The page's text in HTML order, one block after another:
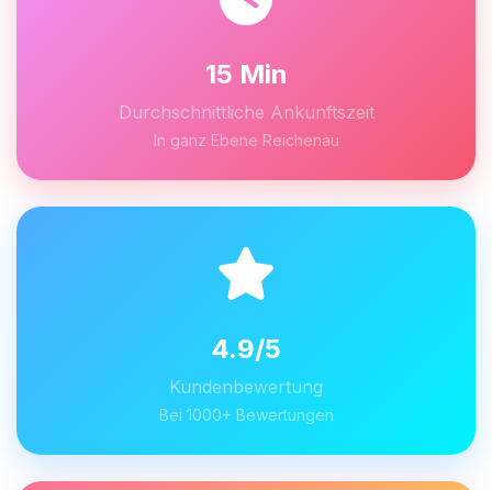
15 Min
Durchschnittliche Ankunftszeit
In ganz Ebene Reichenau
4.9/5
Kundenbewertung
Bei 1000+ Bewertungen